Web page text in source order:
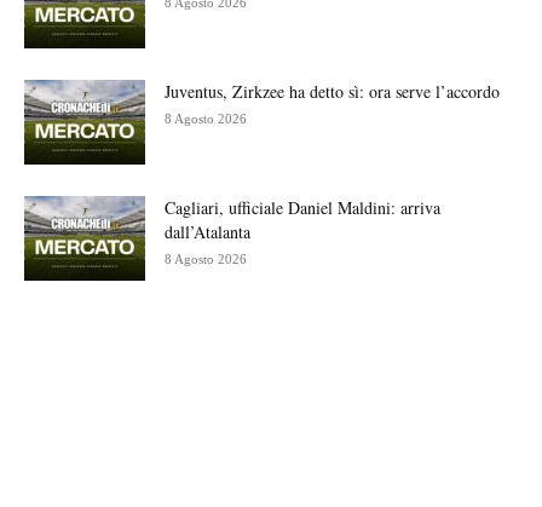
Juventus, Zirkzee ha detto sì: ora serve l’accordo
8 Agosto 2026
Cagliari, ufficiale Daniel Maldini: arriva
dall’Atalanta
8 Agosto 2026